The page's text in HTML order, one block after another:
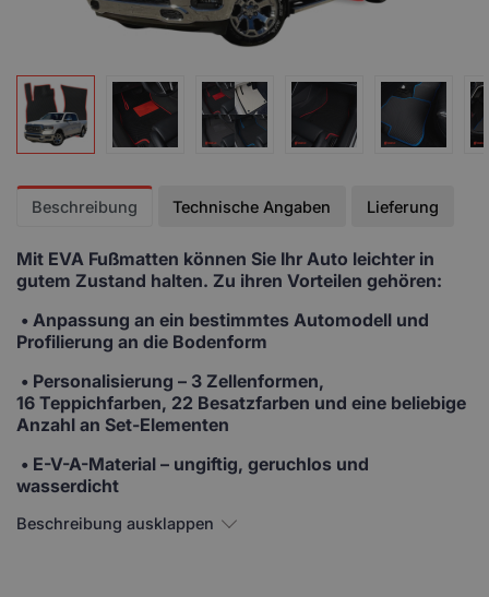
Beschreibung Technische Angaben Lieferung
Mit EVA Fußmatten können Sie Ihr Auto leichter in
gutem Zustand halten. Zu ihren Vorteilen gehören:
• Anpassung an ein bestimmtes Automodell und
Profilierung an die Bodenform
• Personalisierung – 3 Zellenformen,
16 Teppichfarben, 22 Besatzfarben und eine beliebige
Anzahl an Set-Elementen
• E-V-A-Material – ungiftig, geruchlos und
wasserdicht
Beschreibung ausklappen